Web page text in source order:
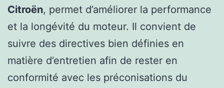
Citroën, permet d’améliorer la performance
et la longévité du moteur. Il convient de
suivre des directives bien définies en
matière d’entretien afin de rester en
conformité avec les préconisations du